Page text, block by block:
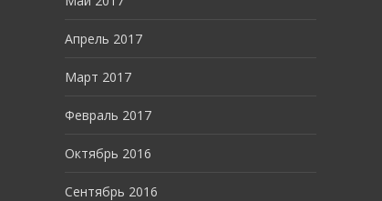
Апрель 2017
Март 2017
Февраль 2017
Октябрь 2016
Сентябрь 2016